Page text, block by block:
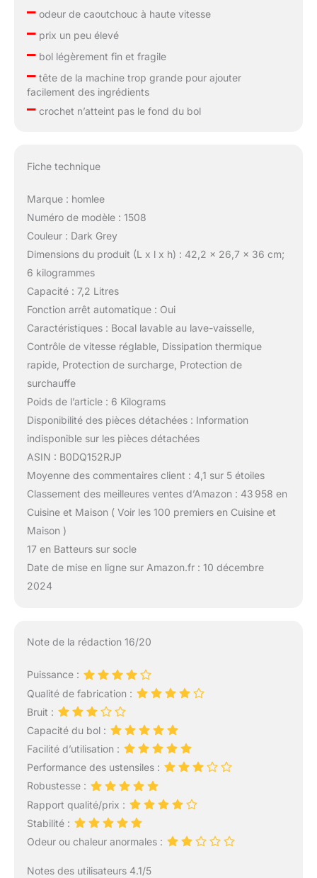
–odeur de caoutchouc à haute vitesse
–prix un peu élevé
–bol légèrement fin et fragile
–tête de la machine trop grande pour ajouter
facilement des ingrédients
–crochet n’atteint pas le fond du bol
Fiche technique
Marque : homlee
Numéro de modèle : 1508
Couleur : Dark Grey
Dimensions du produit (L x l x h) : 42,2 x 26,7 x 36 cm;
6 kilogrammes
Capacité : 7,2 Litres
Fonction arrêt automatique : Oui
Caractéristiques : Bocal lavable au lave-vaisselle,
Contrôle de vitesse réglable, Dissipation thermique
rapide, Protection de surcharge, Protection de
surchauffe
Poids de l’article : 6 Kilograms
Disponibilité des pièces détachées : Information
indisponible sur les pièces détachées
ASIN : B0DQ152RJP
Moyenne des commentaires client : 4,1 sur 5 étoiles
Classement des meilleures ventes d’Amazon : 43 958 en
Cuisine et Maison ( Voir les 100 premiers en Cuisine et
Maison )
17 en Batteurs sur socle
Date de mise en ligne sur Amazon.fr : 10 décembre
2024
Note de la rédaction 16/20
Puissance :
Qualité de fabrication :
Bruit :
Capacité du bol :
Facilité d’utilisation :
Performance des ustensiles :
Robustesse :
Rapport qualité/prix :
Stabilité :
Odeur ou chaleur anormales :
Notes des utilisateurs 4.1/5